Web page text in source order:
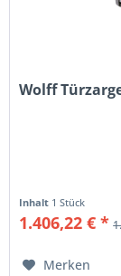
Wolff
Inhalt 1 Stück
1.406,22 € *
Merken